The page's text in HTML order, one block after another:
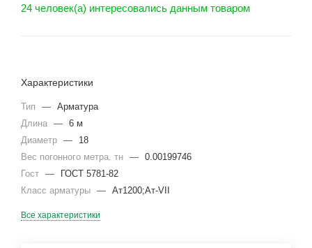
24 человек(а) интересовались данным товаром
Характеристики
Тип — Арматура
Длина — 6 м
Диаметр —
18
Вес погонного метра. тн — 0.00199746
Гост —
ГОСТ 5781-82
Класс арматуры — Ат1200;Ат-VII
Все характеристики